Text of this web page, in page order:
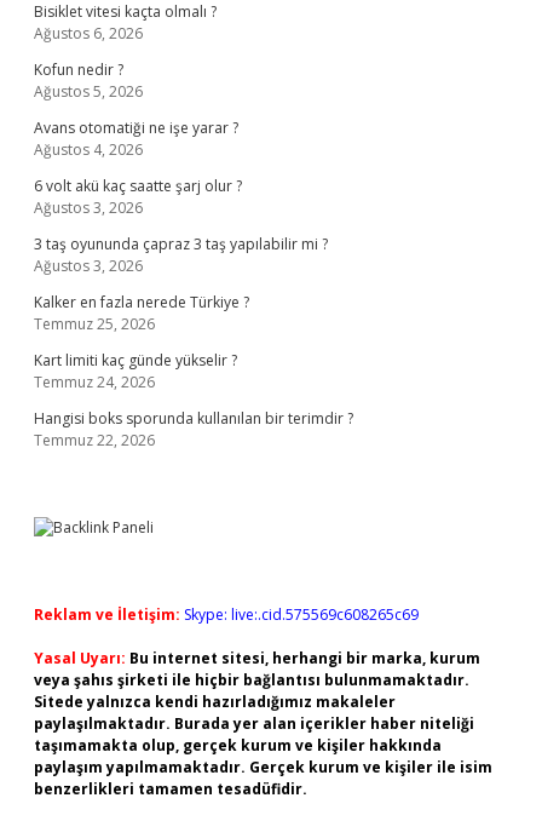
Bisiklet vitesi kaçta olmalı ?
Ağustos 6, 2026
Kofun nedir ?
Ağustos 5, 2026
Avans otomatiği ne işe yarar ?
Ağustos 4, 2026
6 volt akü kaç saatte şarj olur ?
Ağustos 3, 2026
3 taş oyununda çapraz 3 taş yapılabilir mi ?
Ağustos 3, 2026
Kalker en fazla nerede Türkiye ?
Temmuz 25, 2026
Kart limiti kaç günde yükselir ?
Temmuz 24, 2026
Hangisi boks sporunda kullanılan bir terimdir ?
Temmuz 22, 2026
Reklam ve İletişim: Skype: live:.cid.575569c608265c69
Yasal Uyarı: Bu internet sitesi, herhangi bir marka, kurum
veya şahıs şirketi ile hiçbir bağlantısı bulunmamaktadır.
Sitede yalnızca kendi hazırladığımız makaleler
paylaşılmaktadır. Burada yer alan içerikler haber niteliği
taşımamakta olup, gerçek kurum ve kişiler hakkında
paylaşım yapılmamaktadır. Gerçek kurum ve kişiler ile isim
benzerlikleri tamamen tesadüfidir.